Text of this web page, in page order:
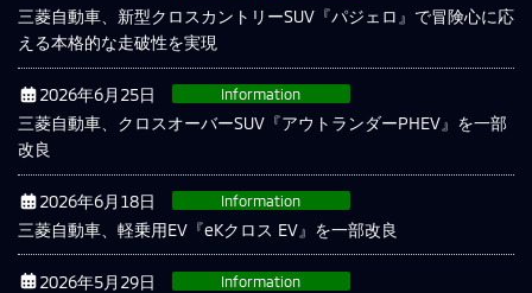
三菱自動車、新型クロスカントリーSUV『パジェロ』で冒険心に応
える本格的な走破性を実現
2026年6月25日 Information
三菱自動車、クロスオーバーSUV『アウトランダーPHEV』を一部
改良
2026年6月18日 Information
三菱自動車、軽乗用EV『eKクロス EV』を一部改良
2026年5月29日 Information